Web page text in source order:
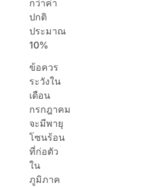
กว่าค่า
ปกติ
ประมาณ
10%
ข้อควร
ระวังใน
เดือน
กรกฎาคม
จะมีพายุ
โซนร้อน
ที่ก่อตัว
ใน
ภูมิภาค